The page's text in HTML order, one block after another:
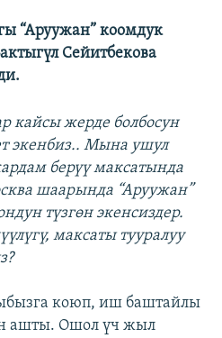
“Аруужан” коомдук
Сейитбекова
кайсы жерде болбосун
экенбиз.. Мына ушул
берүү максатында
шаарында “Аруужан”
түзгөн экенсиздер.
максаты тууралуу
коюп, иш баштайлы
ашты. Ошол үч жыл